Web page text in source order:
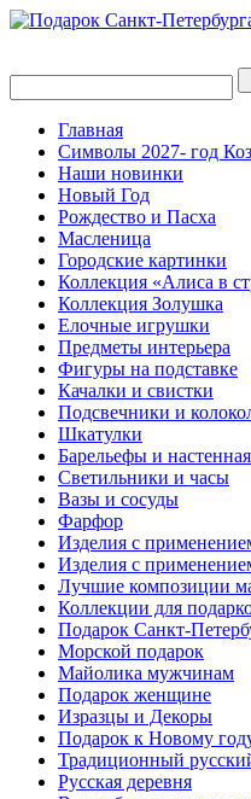
Главная
Символы 2027- год
Наши новинки
Новый Год
Рождество и Пасха
Масленица
Городские картинки
Коллекция «Алиса в
Коллекция Золушка
Елочные игрушки
Предметы интерьера
Фигуры на подставке
Качалки и свистки
Подсвечники и
Шкатулки
Барельефы и
Светильники и часы
Вазы и сосуды
Фарфор
Изделия с
Изделия с
Лучшие композиции
Коллекции для
Подарок Санкт-
Морской подарок
Майолика мужчинам
Подарок женщине
Изразцы и Декоры
Подарок к Новому
Традиционный
Русская деревня